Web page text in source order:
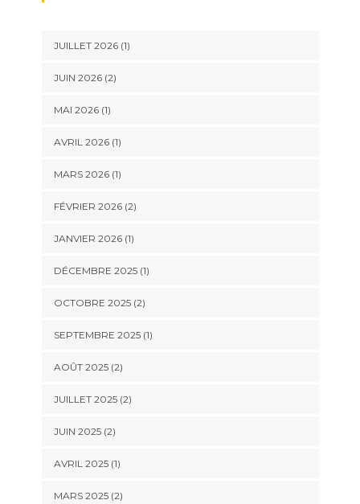
JUILLET 2026(1)
JUIN 2026(2)
MAI 2026(1)
AVRIL 2026(1)
MARS 2026(1)
FÉVRIER 2026(2)
JANVIER 2026(1)
DÉCEMBRE 2025(1)
OCTOBRE 2025(2)
SEPTEMBRE 2025(1)
AOÛT 2025(2)
JUILLET 2025(2)
JUIN 2025(2)
AVRIL 2025(1)
MARS 2025(2)